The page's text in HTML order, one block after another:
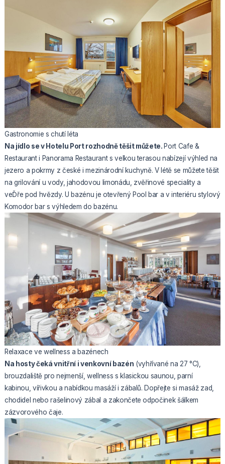
Gastronomie s chutí léta
Na jídlo se v Hotelu Port rozhodně těšit můžete. Port Cafe &
Restaurant i Panorama Restaurant s velkou terasou nabízejí výhled na
jezero a pokrmy z české i mezinárodní kuchyně. V létě se můžete těšit
na grilování u vody, jahodovou limonádu, zvěřinové speciality a
veĎře pod hvězdy. U bazénu je otevřený Pool bar a v interiéru stylový
Komodor bar s výhledem do bazénu.
Relaxace ve wellness a bazénech
Na hosty čeká vnitřní i venkovní bazén (vyhřívané na 27 °C),
brouzdaliště pro nejmenší, wellness s klasickou saunou, parní
kabinou, vířivkou a nabídkou masáží i zábalů. Dopřejte si masáž zad,
chodidel nebo rašelinový zábal a zakončete odpočinek šálkem
zázvorového čaje.